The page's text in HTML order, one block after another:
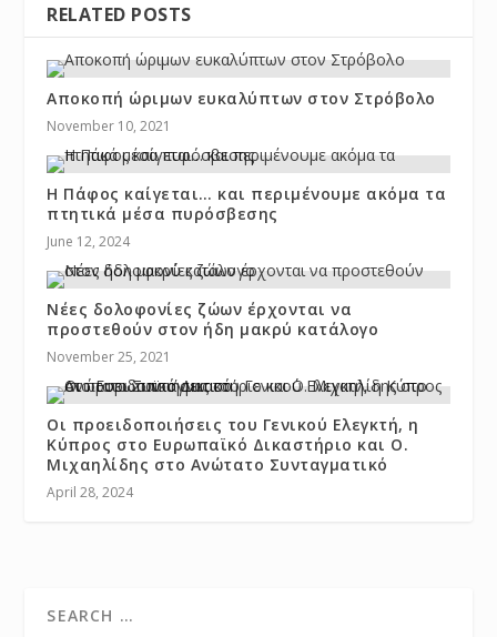
RELATED POSTS
Αποκοπή ώριμων ευκαλύπτων στον Στρόβολο
November 10, 2021
Η Πάφος καίγεται… και περιμένουμε ακόμα τα
πτητικά μέσα πυρόσβεσης
June 12, 2024
Νέες δολοφονίες ζώων έρχονται να
προστεθούν στον ήδη μακρύ κατάλογο
November 25, 2021
Οι προειδοποιήσεις του Γενικού Ελεγκτή, η
Κύπρος στο Ευρωπαϊκό Δικαστήριο και Ο.
Μιχαηλίδης στο Ανώτατο Συνταγματικό
April 28, 2024